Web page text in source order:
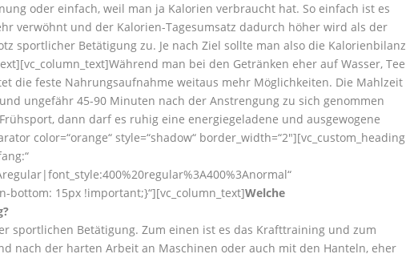
oder einfach, weil man ja Kalorien verbraucht hat. So einfach ist es
verwöhnt und der Kalorien-Tagesumsatz dadurch höher wird als der
sportlicher Betätigung zu. Je nach Ziel sollte man also die Kalorienbilanz
man bei den Getränken eher auf Wasser, Tee
die feste Nahrungsaufnahme weitaus mehr Möglichkeiten. Die Mahlzeit
ungefähr 45-90 Minuten nach der Anstrengung zu sich genommen
dann darf es ruhig eine energiegeladene und ausgewogene
color=“orange“ style=“shadow“ border_width=“2″][vc_custom_heading
bottom: 15px !important;}“][vc_column_text]Welche
sportlichen Betätigung. Zum einen ist es das Krafttraining und zum
nach der harten Arbeit an Maschinen oder auch mit den Hanteln, eher